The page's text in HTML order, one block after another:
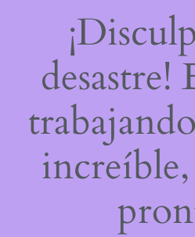
desastre!
increíble,